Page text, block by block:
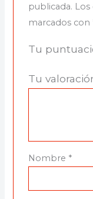
publicada.
marcados con
Tu
Tu
Nombre *